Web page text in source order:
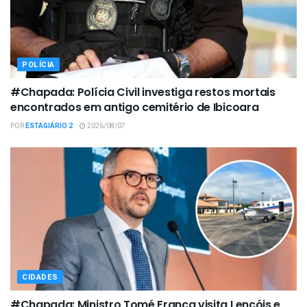
POLÍCIA
#Chapada: Polícia Civil investiga restos mortais
encontrados em antigo cemitério de Ibicoara
PORESTAGIÁRIO 2 2026/08/07
CIDADES